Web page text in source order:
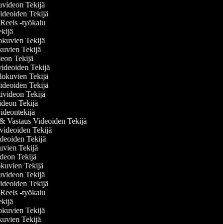
Tekijä
Tekijä
Reels -työkalu
Tekijä
Tekijä
Tekijä
Tekijä
Tekijä
Tekijä
Tekijä
Tekijä
Vastaus Videoiden Tekijä
Tekijä
Tekijä
Tekijä
Tekijä
Tekijä
Tekijä
Tekijä
Reels -työkalu
Tekijä
Tekijä